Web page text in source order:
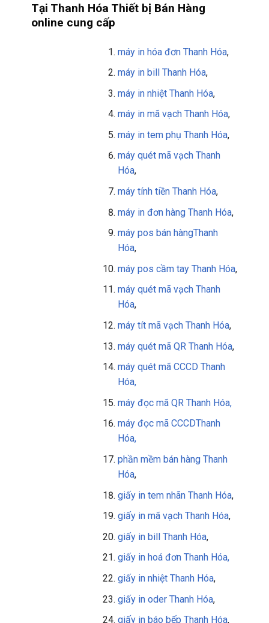
Tại Thanh Hóa Thiết bị Bán Hàng
online cung cấp
máy in hóa đơn Thanh Hóa,
máy in bill Thanh Hóa,
máy in nhiệt Thanh Hóa,
máy in mã vạch Thanh Hóa,
máy in tem phụ Thanh Hóa,
máy quét mã vạch Thanh
Hóa,
máy tính tiền Thanh Hóa,
máy in đơn hàng Thanh Hóa,
máy pos bán hàngThanh
Hóa,
máy pos cầm tay Thanh Hóa,
máy quét mã vạch Thanh
Hóa,
máy tít mã vạch Thanh Hóa,
máy quét mã QR Thanh Hóa,
máy quét mã CCCD Thanh
Hóa,
máy đọc mã QR Thanh Hóa,
máy đọc mã CCCDThanh
Hóa,
phần mềm bán hàng Thanh
Hóa,
giấy in tem nhãn Thanh Hóa,
giấy in mã vạch Thanh Hóa,
giấy in bill Thanh Hóa,
giấy in hoá đơn Thanh Hóa,
giấy in nhiệt Thanh Hóa,
giấy in oder Thanh Hóa,
giấy in báo bếp Thanh Hóa,